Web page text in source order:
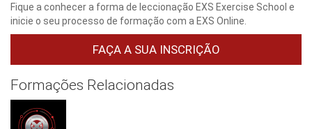
Fique a conhecer a forma de leccionação EXS Exercise School e
inicie o seu processo de formação com a EXS Online.
FAÇA A SUA INSCRIÇÃO
Formações Relacionadas